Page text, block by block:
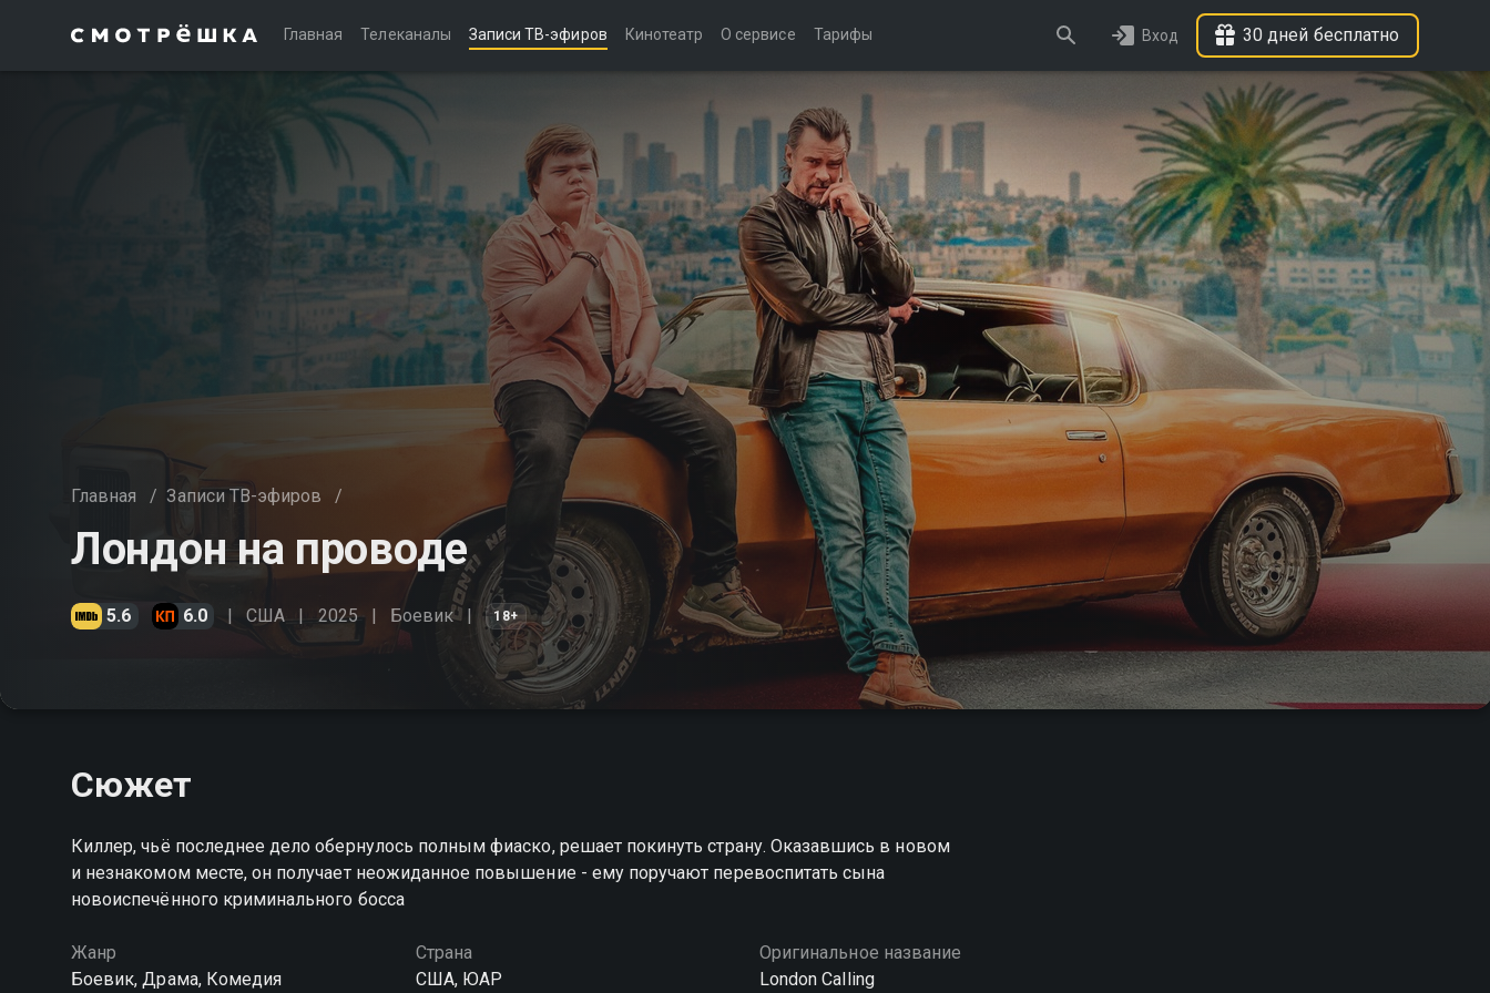
Главная Телеканалы Записи ТВ-эфиров Кинотеатр О сервисе Тарифы Вход 30 дней бесплатно
Главная / Записи ТВ-эфиров /
Лондон на проводе
5.6 6.0 США 2025 Боевик 18+
Сюжет
Киллер, чьё последнее дело обернулось полным фиаско, решает покинуть страну. Оказавшись в новом
и незнакомом месте, он получает неожиданное повышение - ему поручают перевоспитать сына
новоиспечённого криминального босса
Жанр
Боевик, Драма, Комедия
Страна
США, ЮАР
Оригинальное название
London Calling